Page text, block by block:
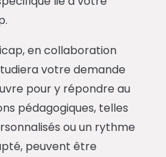
en collaboration
votre demande
pour y répondre au
pédagogiques, telles
ou un rythme
peuvent être